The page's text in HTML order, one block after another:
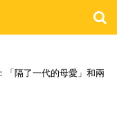
「隔了一代的母愛」和兩